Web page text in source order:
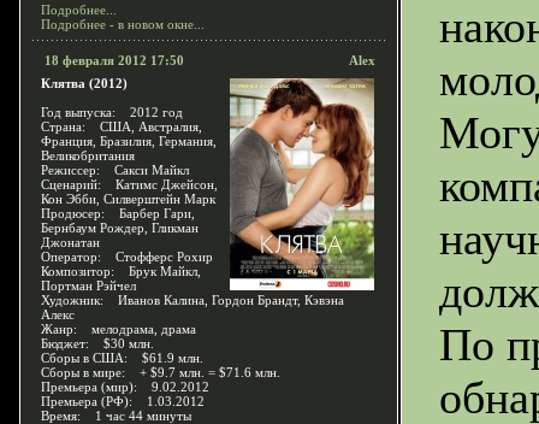
Подробнее...
Подробнее - в новом окне...
18 февраля 2012 17:50
Alex
Клятва (2012)
Год выпуска: 2012 год
Страна: США, Австралия,
Франция, Бразилия, Германия,
Великобритания
Режиссер: Сакси Майкл
Сценарий: Катимс Джейсон,
Кон Эбби, Силверштейн Марк
Продюсер: Барбер Гари,
Бернбаум Рождер, Гликман
Джонатан
Оператор: Стофферс Рохир
Композитор: Брук Майкл,
Портман Рэйчел
Художник: Иванов Калина, Гордон Брандт, Кэвэна
Алекс
Жанр: мелодрама, драма
Бюджет: $30 млн.
Сборы в США: $61.9 млн.
Сборы в мире: + $9.7 млн. = $71.6 млн.
Премьера (мир): 9.02.2012
Премьера (РФ): 1.03.2012
Время: 1 час 44 минуты
По